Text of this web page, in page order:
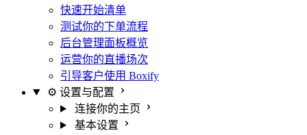
快速开始清单
测试你的下单流程
后台管理面板概览
运营你的直播场次
引导客户使用 Boxify
⚙️ 设置与配置
连接你的主页
基本设置